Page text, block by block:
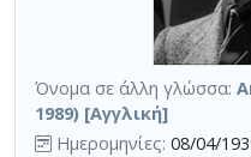
Όνομα σε άλλη γλώσσα:
1989) [Αγγλική]
Ημερομηνίες: 08/04/